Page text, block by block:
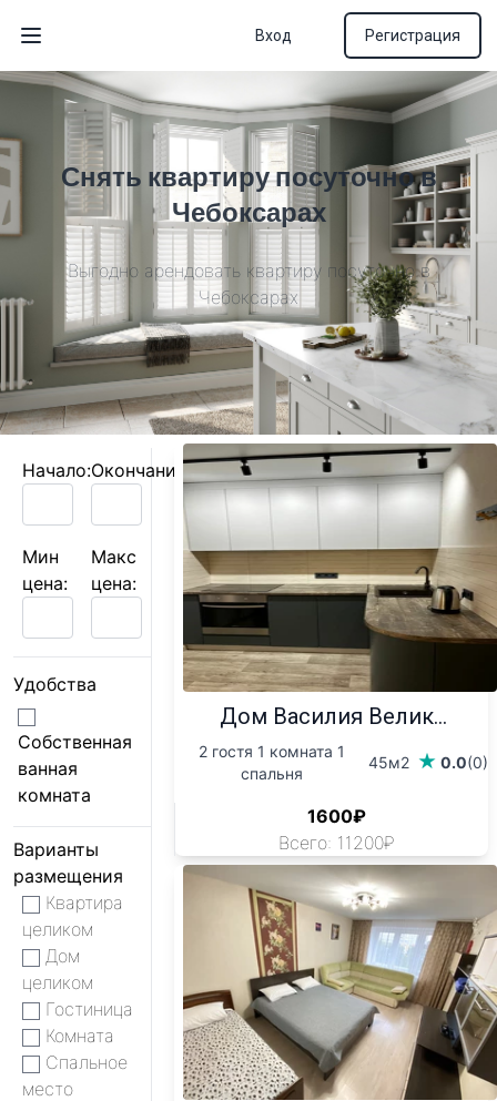
Открыть меню
Вход Регистрация
Снять квартиру посуточно в
Чебоксарах
Выгодно арендовать квартиру посуточно в
Чебоксарах
Начало:Окончание:
Мин
цена:
Макс
цена:
Удобства
Собственная
ванная
комната
Варианты
размещения
Квартира
целиком
Дом
целиком
Гостиница
Комната
Спальное
место
Дом Василия Велик...
2 гостя 1 комната 1
спальня
45м2 0.0(0)
1600₽
Всего: 11200₽